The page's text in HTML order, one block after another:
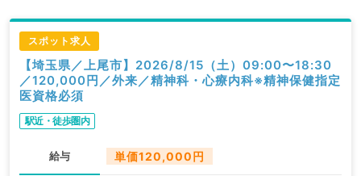
スポット求人
【埼玉県／上尾市】2026/8/15（土）09:00〜18:30
／120,000円／外来／精神科・心療内科※精神保健指定
医資格必須
駅近・徒歩圏内
給与 単価120,000円